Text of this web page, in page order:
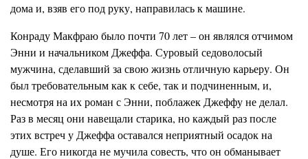
дома и, взяв его под руку, направилась к машине.
Конраду Макфраю было почти 70 лет – он являлся отчимом
Энни и начальником Джеффа. Суровый седоволосый
мужчина, сделавший за свою жизнь отличную карьеру. Он
был требовательным как к себе, так и подчиненным, и,
несмотря на их роман с Энни, поблажек Джеффу не делал.
Раз в месяц они навещали старика, но каждый раз после
этих встреч у Джеффа оставался неприятный осадок на
душе. Его никогда не мучила совесть, что он обманывает